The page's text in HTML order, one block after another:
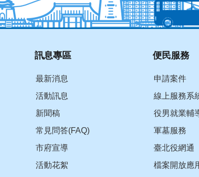
訊息專區
最新消息
活動訊息
新聞稿
常見問答(FAQ)
市府宣導
活動花絮
便民服務
申請案件
線上服務系
役男就業輔
軍墓服務
臺北役網通
檔案開放應